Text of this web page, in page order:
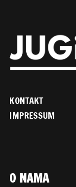
KONTAKT
IMPRESSUM
O NAMA